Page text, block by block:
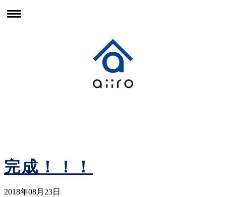
完成！！！
2018年08月23日